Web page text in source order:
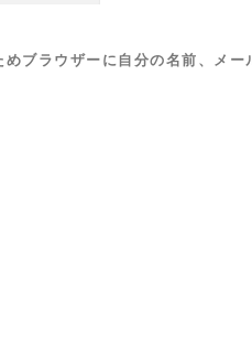
ブラウザーに自分の名前、メー